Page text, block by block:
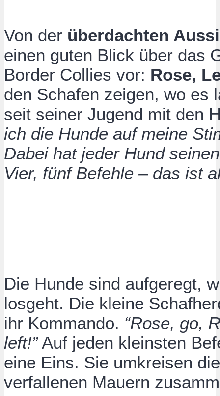
Von der überdachten
einen guten Blick über das
Border Collies vor: Rose,
den Schafen zeigen, wo es
seit seiner Jugend mit den
ich die Hunde auf meine
Dabei hat jeder Hund
Vier, fünf Befehle – das ist
Die Hunde sind aufgeregt,
losgeht. Die kleine
ihr Kommando. “Rose, go,
left!”Auf jeden kleinsten
eine Eins. Sie umkreisen
verfallenen Mauern